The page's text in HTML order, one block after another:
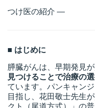
つけ医の紹介 ―
■ はじめに
膵臓がんは、早期発見
見つけることで治療の
ています。パンキャン
目指し、花田敬士先生
クト（尾道方式）」の